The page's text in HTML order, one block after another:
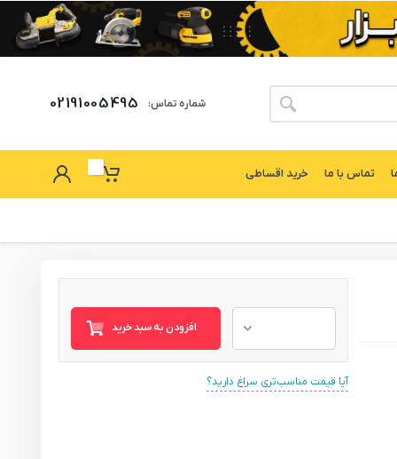
شماره تماس: 02191005495
تماس با ما خرید اقساطی
افزودن به سبد خرید
آیا قیمت مناسب‌تری سراغ دارید؟